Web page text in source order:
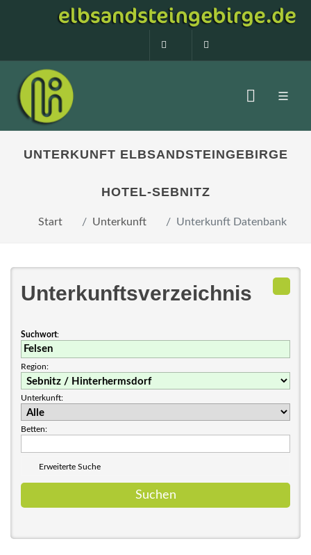
0160 99873408
UNTERKUNFT ELBSANDSTEINGEBIRGE
HOTEL-SEBNITZ
Start Unterkunft Unterkunft Datenbank
Unterkunftsverzeichnis
Suchwort:
Region:
Unterkunft:
Betten:
Erweiterte Suche